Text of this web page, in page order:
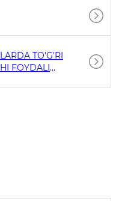
TO'G'RI
FOYDALI